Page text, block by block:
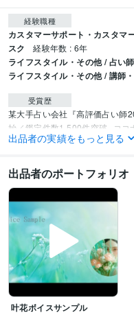
経験職種
カスタマーサポート・カスタマ
スク
経験年数 : 6年
ライフスタイル・その他 / 占い師
ライフスタイル・その他 / 講師
受賞歴
某大手占い会社『高評価占い師
始／鑑定件数1,500件突破
ココ
ラチナランク昇格 ココナラ様
その他ツール
タロット占い:6年 タロット占い
出品者の実績をもっと見る
出品者のポートフォリオ
叶花ボイスサンプル